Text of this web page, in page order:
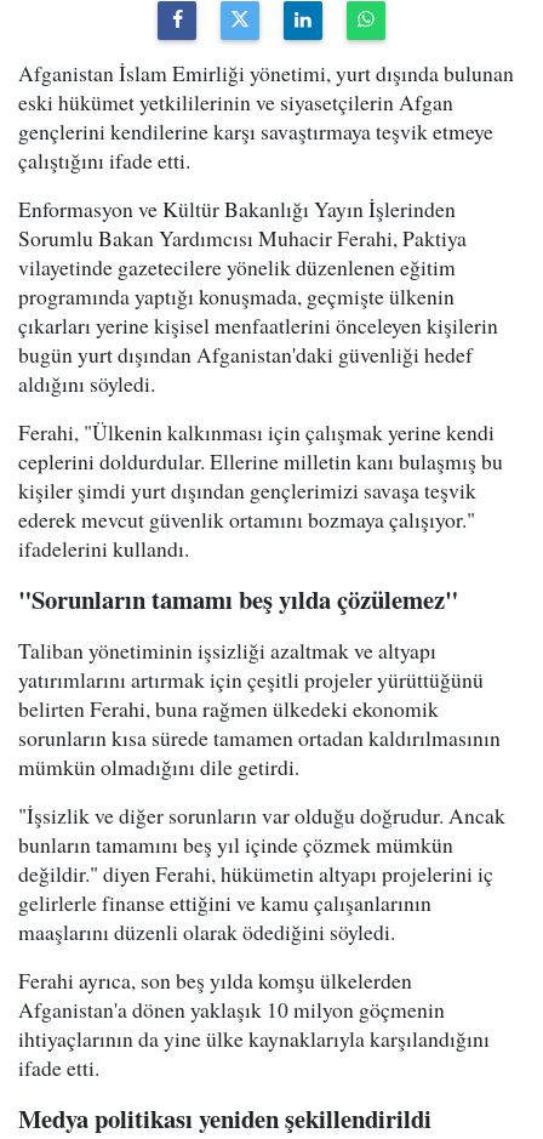
Afganistan İslam Emirliği yönetimi, yurt dışında bulunan
eski hükümet yetkililerinin ve siyasetçilerin Afgan
gençlerini kendilerine karşı savaştırmaya teşvik etmeye
çalıştığını ifade etti.
Enformasyon ve Kültür Bakanlığı Yayın İşlerinden
Sorumlu Bakan Yardımcısı Muhacir Ferahi, Paktiya
vilayetinde gazetecilere yönelik düzenlenen eğitim
programında yaptığı konuşmada, geçmişte ülkenin
çıkarları yerine kişisel menfaatlerini önceleyen kişilerin
bugün yurt dışından Afganistan'daki güvenliği hedef
aldığını söyledi.
Ferahi, "Ülkenin kalkınması için çalışmak yerine kendi
ceplerini doldurdular. Ellerine milletin kanı bulaşmış bu
kişiler şimdi yurt dışından gençlerimizi savaşa teşvik
ederek mevcut güvenlik ortamını bozmaya çalışıyor."
ifadelerini kullandı.
"Sorunların tamamı beş yılda çözülemez"
Taliban yönetiminin işsizliği azaltmak ve altyapı
yatırımlarını artırmak için çeşitli projeler yürüttüğünü
belirten Ferahi, buna rağmen ülkedeki ekonomik
sorunların kısa sürede tamamen ortadan kaldırılmasının
mümkün olmadığını dile getirdi.
"İşsizlik ve diğer sorunların var olduğu doğrudur. Ancak
bunların tamamını beş yıl içinde çözmek mümkün
değildir." diyen Ferahi, hükümetin altyapı projelerini iç
gelirlerle finanse ettiğini ve kamu çalışanlarının
maaşlarını düzenli olarak ödediğini söyledi.
Ferahi ayrıca, son beş yılda komşu ülkelerden
Afganistan'a dönen yaklaşık 10 milyon göçmenin
ihtiyaçlarının da yine ülke kaynaklarıyla karşılandığını
ifade etti.
Medya politikası yeniden şekillendirildi